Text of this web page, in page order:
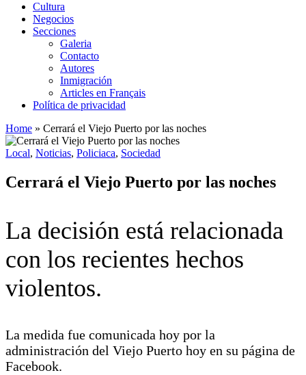
Cultura
Negocios
Secciones
Galeria
Contacto
Autores
Inmigración
Articles en Français
Política de privacidad
Home » Cerrará el Viejo Puerto por las noches
Local, Noticias, Policiaca, Sociedad
Cerrará el Viejo Puerto por las noches
La decisión está relacionada
con los recientes hechos
violentos.
La medida fue comunicada hoy por la
administración del Viejo Puerto hoy en su página de
Facebook.